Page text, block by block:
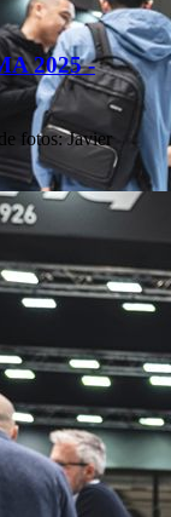
2025 -
fotos: Javier